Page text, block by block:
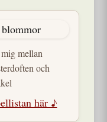
mellan
och
här ♪